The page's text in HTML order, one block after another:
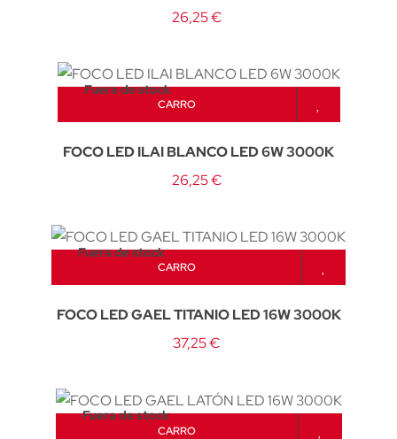
26,25 €
Fuera de stock
CARRO
FOCO LED ILAI BLANCO LED 6W 3000K
26,25 €
Fuera de stock
CARRO
FOCO LED GAEL TITANIO LED 16W 3000K
37,25 €
Fuera de stock
CARRO